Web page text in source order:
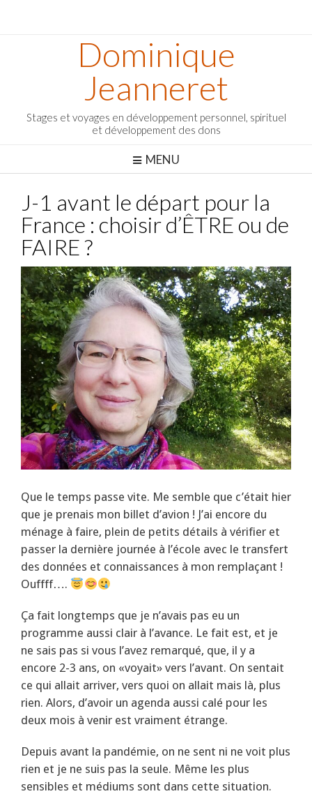
Dominique
Jeanneret
Stages et voyages en développement personnel, spirituel
et développement des dons
MENU
J-1 avant le départ pour la
France : choisir d’ÊTRE ou de
FAIRE ?
Que le temps passe vite. Me semble que c’était hier
que je prenais mon billet d’avion ! J’ai encore du
ménage à faire, plein de petits détails à vérifier et
passer la dernière journée à l’école avec le transfert
des données et connaissances à mon remplaçant !
Ouffff….
Ça fait longtemps que je n’avais pas eu un
programme aussi clair à l’avance. Le fait est, et je
ne sais pas si vous l’avez remarqué, que, il y a
encore 2-3 ans, on «voyait» vers l’avant. On sentait
ce qui allait arriver, vers quoi on allait mais là, plus
rien. Alors, d’avoir un agenda aussi calé pour les
deux mois à venir est vraiment étrange.
Depuis avant la pandémie, on ne sent ni ne voit plus
rien et je ne suis pas la seule. Même les plus
sensibles et médiums sont dans cette situation.